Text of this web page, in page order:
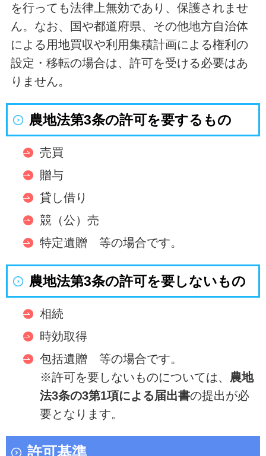
を行っても法律上無効であり、保護されませ
ん。なお、国や都道府県、その他地方自治体
による用地買収や利用集積計画による権利の
設定・移転の場合は、許可を受ける必要はあ
りません。
農地法第3条の許可を要するもの
売買
贈与
貸し借り
競（公）売
特定遺贈 等の場合です。
農地法第3条の許可を要しないもの
相続
時効取得
包括遺贈 等の場合です。
※許可を要しないものについては、 農地
法3条の3第1項による届出書の提出が必
要となります。
許可基準